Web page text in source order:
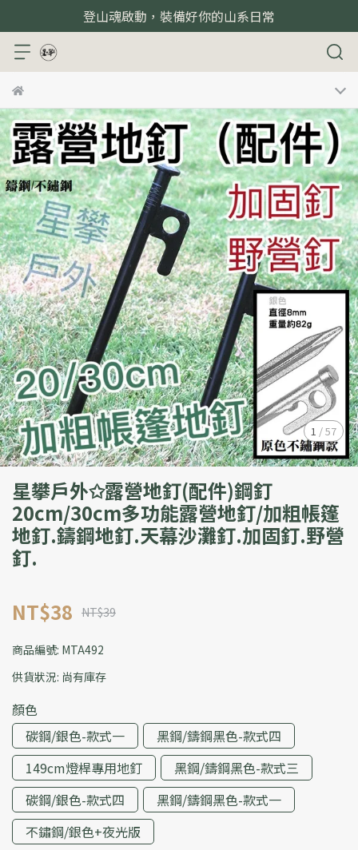
登山魂啟動，裝備好你的山系日常
1 /57
星攀戶外✩露營地釘(配件)鋼釘
20cm/30cm多功能露營地釘/加粗帳篷
地釘.鑄鋼地釘.天幕沙灘釘.加固釘.野營
釘.
NT$38 NT$39
商品編號: MTA492
供貨狀況: 尚有庫存
顏色
碳鋼/銀色-款式一
黑鋼/鑄鋼黑色-款式四
149cm燈桿專用地釘
黑鋼/鑄鋼黑色-款式三
碳鋼/銀色-款式四
黑鋼/鑄鋼黑色-款式一
不鏽鋼/銀色+夜光版